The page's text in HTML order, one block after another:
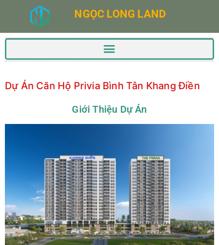
NGỌC LONG LAND
Dự Án Căn Hộ Privia Bình Tân Khang Điền
Giới Thiệu Dự Án